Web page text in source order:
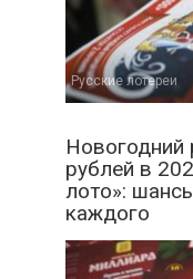
Русские лотереи
рублей в
лото»:
каждого